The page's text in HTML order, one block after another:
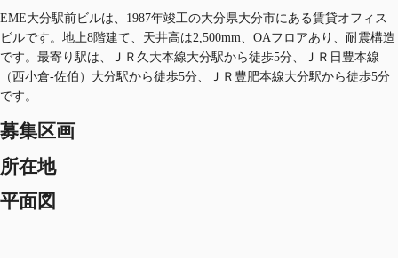
EME大分駅前ビルは、1987年竣工の大分県大分市にある賃貸オフィス
ビルです。地上8階建て、天井高は2,500mm、OAフロアあり、耐震構造
です。最寄り駅は、ＪＲ久大本線大分駅から徒歩5分、ＪＲ日豊本線
（西小倉-佐伯）大分駅から徒歩5分、ＪＲ豊肥本線大分駅から徒歩5分
です。
募集区画
所在地
平面図